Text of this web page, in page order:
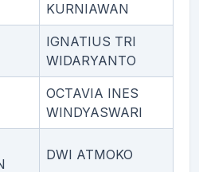
KURNIAWAN
IGNATIUS TRI
WIDARYANTO
OCTAVIA INES
WINDYASWARI
DWI ATMOKO